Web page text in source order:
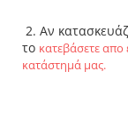
2. Αν
το κατεβάσετε απο
κατάστημά μας.